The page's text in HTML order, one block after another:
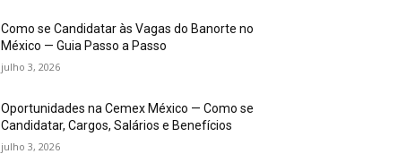
Como se Candidatar às Vagas do Banorte no
México — Guia Passo a Passo
julho 3, 2026
Oportunidades na Cemex México — Como se
Candidatar, Cargos, Salários e Benefícios
julho 3, 2026